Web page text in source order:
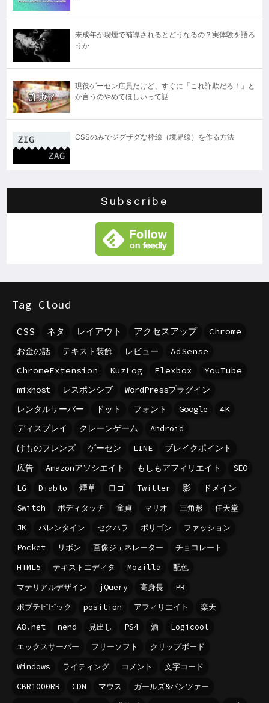
未成年が喫煙で補導されるとどうなるの？実体験を語ろ
うか
現役ゲーセン店員だけど、すぐに「これ詐欺だろ！」と
か言うのやめてほしいって話
CSSのみでジグザグな枠線（境界線）を作る方法
Subscribe
Tag Cloud
CSS ネタ レイアウト アクセスアップ
Chrome
お金の話
テキスト装飾 レビュー
AdSense
ChromeExtension
KuzLog Flexbox
YouTube
mixhost
レスポンシブ
WordPressプラグイン
レンタルサーバー
ドット フォント Google
4K
ディスプレイ
クレーンゲーム
Android
けものフレンズ
ゲーセン LINE
ブレイクポイント
広告
Amazonアソシエイト もしもアフィリエイト
SEO
LG
Diablo 煙草 ロゴ Twitter 影
ドメイン
Switch
ボディタッチ 童貞 マリオ 三角形
任天堂
JK
バレンタイン セクハラ ポリゴン
ファッション
Pocket
リボン 画像ジェネレーター
チョコレート
HTML5
テキストエディタ Mozilla
配色
マテリアルデザイン
jQuery 高身長
PR
ポプテピピック
position アフィリエイト
楽天
A8.net
nend 見出し PS4 酒
Logicool
エックスサーバー
フリーソフト
クリップボード
Windows
ライティング コメント
文字コード
CBR1000RR
CDN マウス
ガールズ&パンツァー